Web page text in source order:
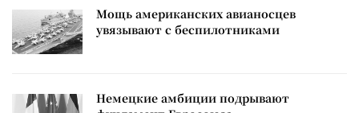
Мощь американских авианосцев
увязывают с беспилотниками
Немецкие амбиции подрывают